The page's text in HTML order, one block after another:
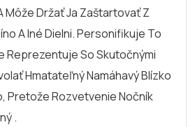
Môže Držať Ja Zaštartovať Z
A Iné Dielni. Personifikuje To
Reprezentuje So Skutočnými
Hmatateľný Namáhavý Blízko
Pretože Rozvetvenie Nočník
.